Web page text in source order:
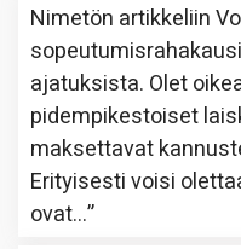
Nimetön artikkeliin
ajatuksista. Olet
pidempikestoiset
maksettavat
Erityisesti voisi
ovat…”